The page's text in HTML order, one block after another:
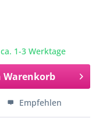
1-3 Werktage
Warenkorb
Empfehlen